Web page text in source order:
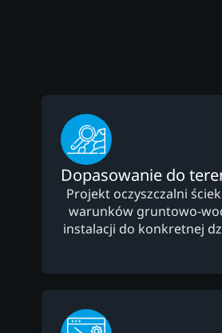
Dopasowanie do
Projekt oczyszczalni
warunków gruntowo-
instalacji do konkretnej